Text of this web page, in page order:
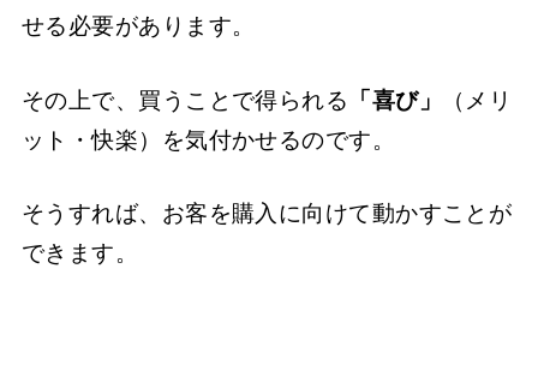
せる必要があります。
その上で、買うことで得られる 「喜び」
（メリ
ット・快楽）を気付かせるのです。
そうすれば、お客を購入に向けて動かすことが
できます。